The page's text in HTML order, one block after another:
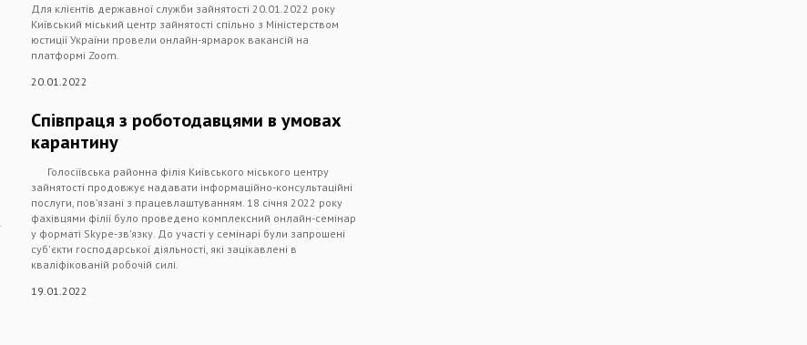
Для клієнтів державної служби зайнятості 20.01.2022 року
Київський міський центр зайнятості спільно з Міністерством
юстиції України провели онлайн-ярмарок вакансій на
платформі Zoom.
20.01.2022
Співпраця з роботодавцями в умовах
карантину
Голосіївська районна філія Київського міського центру
зайнятості продовжує надавати інформаційно-консультаційні
послуги, пов’язані з працевлаштуванням. 18 січня 2022 року
фахівцями філії було проведено комплексний онлайн-семінар
у форматі Skype-зв’язку. До участі у семінарі були запрошені
суб'єкти господарської діяльності, які зацікавлені в
кваліфікованій робочій силі.
19.01.2022